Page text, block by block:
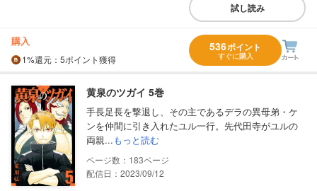
試し読み
購入
1%還元 ：5ポイント獲得
536ポイント
すぐに購入
黄泉のツガイ 5巻
手長足長を撃退し、その主であるデラの異母弟・ケ
ンを仲間に引き入れたユル一行。先代田寺がユルの
両親...もっと読む
183
配信日：2023/09/12